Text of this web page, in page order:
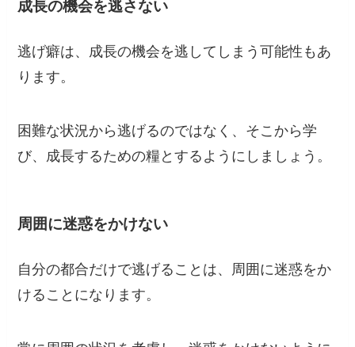
成長の機会を逃さない
逃げ癖は、成長の機会を逃してしまう可能性もあ
ります。
困難な状況から逃げるのではなく、そこから学
び、成長するための糧とするようにしましょう。
周囲に迷惑をかけない
自分の都合だけで逃げることは、周囲に迷惑をか
けることになります。